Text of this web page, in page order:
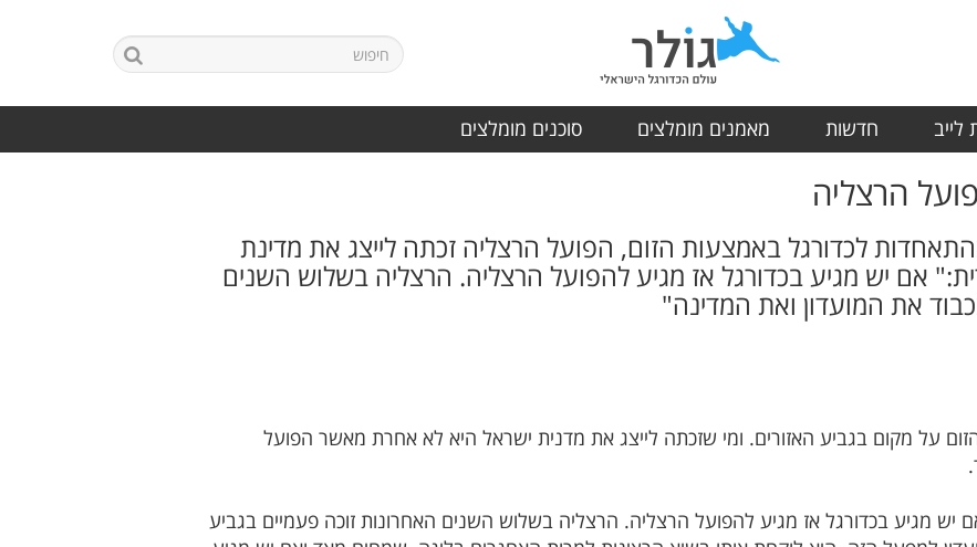
לייב חדשות מאמנים מומלצים סוכנים מומלצים
הרצליה
לכדורגל באמצעות הזום, הפועל הרצליה זכתה לייצג את מדינת
אם יש מגיע בכדורגל אז מגיע להפועל הרצליה. הרצליה בשלוש השנים
את המועדון ואת המדינה"
על מקום בגביע האזורים. ומי שזכתה לייצג את מדנית ישראל היא לא אחרת מאשר הפועל
יש מגיע בכדורגל אז מגיע להפועל הרצליה. הרצליה בשלוש השנים האחרונות זוכה פעמיים בגביע